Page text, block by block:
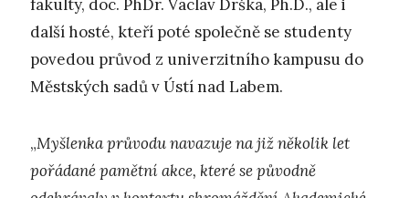
fakulty, doc. PhDr. Václav Drška, Ph.D., ale i
další hosté, kteří poté společně se studenty
povedou průvod z univerzitního kampusu do
Městských sadů v Ústí nad Labem.
„Myšlenka průvodu navazuje na již několik let
pořádané pamětní akce, které se původně